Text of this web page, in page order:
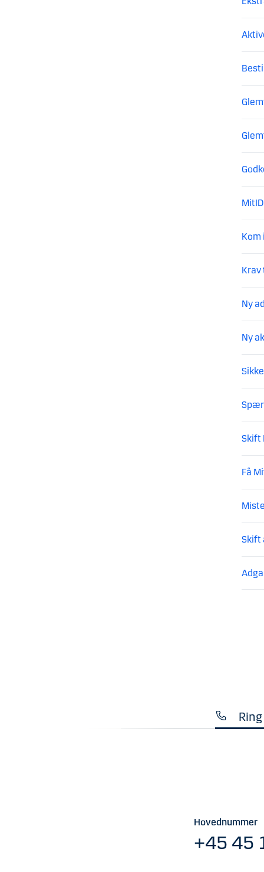
Kom
Krav
Ny
Ny
Skift
Få
Skift
Hovednummer
+45 45